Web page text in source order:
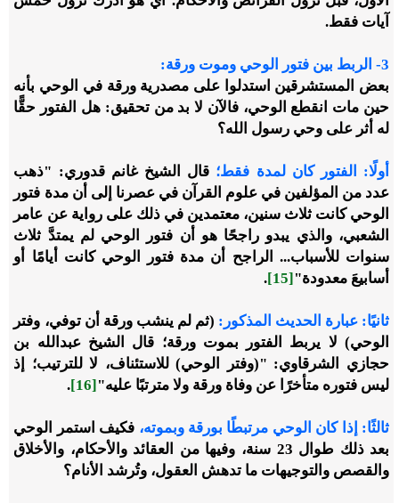
آيات فقط.
3-
الربط بين فتور الوحي وموت ورقة:
بعض المستشرقين استدلوا على مصدرية ورقة في الوحي بأنه
حين مات انقطع الوحي، فالآن لا بد من تحقيق: هل الفتور حقًّا
له أثر على وحي رسول الله؟
أولًا: الفتور كان لمدة فقط؛ قال الشيخ غانم قدوري: "ذهب
عدد من المؤلفين في علوم القرآن في عصرنا إلى أن مدة فتور
الوحي كانت ثلاث سنين، معتمدين في ذلك على رواية عن عامر
الشعبي، والذي يبدو راجحًا هو أن فتور الوحي لم يمتدَّ ثلاث
سنوات للأسباب... الراجح أن مدة فتور الوحي كانت أيامًا أو
أسابيعَ معدودة"[15]
.
ثانيًا: عبارة الحديث المذكور: (ثم لم ينشب ورقة أن توفي، وفتر
الوحي) لا يربط الفتور بموت ورقة؛ قال الشيخ عبدالله بن
حجازي الشرقاوي: "(وفتر الوحي) للاستئناف، لا للترتيب؛ إذ
ليس فتوره متأخرًا عن وفاة ورقة ولا مترتبًا عليه"[16]
.
ثالثًا: إذا كان الوحي مرتبطًا بورقة وبموته، فكيف استمر الوحي
بعد ذلك طوال 23 سنة، وفيها من العقائد والأحكام، والأخلاق
والقصص والتوجيهات ما تدهش العقول، وتُرشد الأنام؟